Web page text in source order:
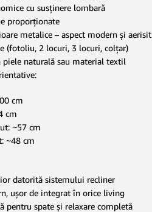
cu susținere lombară
proporționate
metalice – aspect modern și aerisit
(fotoliu, 2 locuri, 3 locuri, colțar)
naturală sau material textil
cm
cm
~57 cm
~48 cm
datorită sistemului recliner
ușor de integrat în orice living
pentru spate și relaxare completă